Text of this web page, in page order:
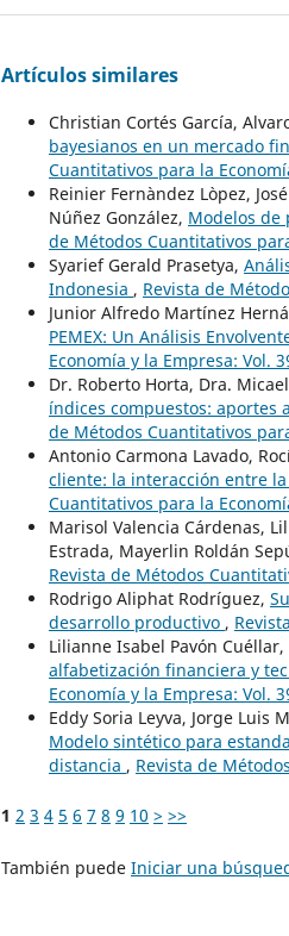
Artículos similares
Christian Cortés García,
bayesianos en un mercado
Cuantitativos para la
Reinier Fernàndez Lòpez,
Núñez González, Modelos de
de Métodos Cuantitativos
Syarief Gerald Prasetya,
Indonesia , Revista de
Junior Alfredo Martínez
PEMEX: Un Análisis
Economía y la Empresa: Vol.
Dr. Roberto Horta, Dra.
índices compuestos: aportes
de Métodos Cuantitativos
Antonio Carmona Lavado,
cliente: la interacción entre
Cuantitativos para la
Marisol Valencia Cárdenas,
Estrada, Mayerlin Roldán
Revista de Métodos
Rodrigo Aliphat Rodríguez,
desarrollo productivo ,
Lilianne Isabel Pavón Cuéllar,
alfabetización financiera y
Economía y la Empresa: Vol.
Eddy Soria Leyva, Jorge Luis
Modelo sintético para
distancia , Revista de
1 2 3 4 5 6 7 8 9 10 > >>
También puede Iniciar una